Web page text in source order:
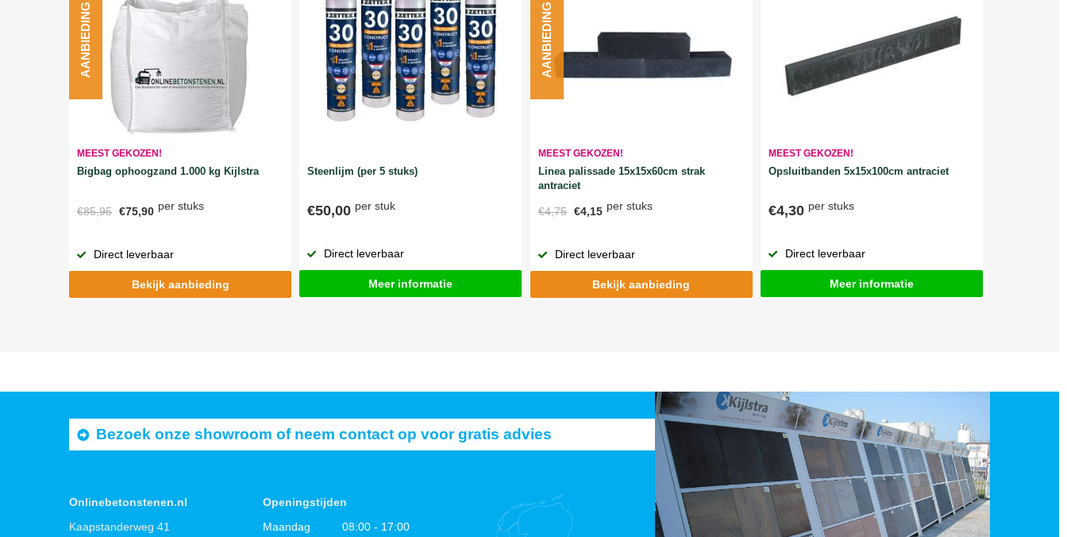
MEEST GEKOZEN!
Bigbag ophoogzand 1.000 kg Kijlstra
€85,95 €75,90 per stuks
AANBIEDING
Direct leverbaar
Bekijk aanbieding
Steenlijm (per 5 stuks)
€50,00 per stuk
Direct leverbaar
Meer informatie
MEEST GEKOZEN!
Linea palissade 15x15x60cm strak
antraciet
€4,75 €4,15 per stuks
AANBIEDING
Direct leverbaar
Bekijk aanbieding
MEEST GEKOZEN!
Opsluitbanden 5x15x100cm antraciet
€4,30 per stuks
Direct leverbaar
Meer informatie
Bezoek onze showroom of neem contact op voor gratis advies
Onlinebetonstenen.nl
Kaapstanderweg 41
Openingstijden
Maandag
08:00 - 17:00